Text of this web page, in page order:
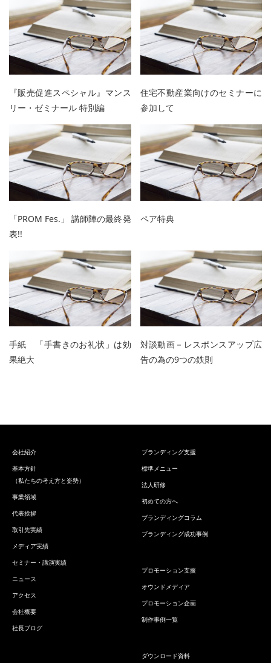
『販売促進スペシャル』マンス
リー・ゼミナール 特別編
住宅不動産業向けのセミナーに
参加して
「PROM Fes.」 講師陣の最終発
表!!
ペア特典
手紙 「手書きのお礼状」は効
果絶大
対談動画－レスポンスアップ広
告の為の9つの鉄則
会社紹介
基本方針
（私たちの考え方と姿勢）
事業領域
代表挨拶
取引先実績
メディア実績
セミナー・講演実績
ニュース
アクセス
会社概要
社長ブログ
ブランディング支援
標準メニュー
法人研修
初めての方へ
ブランディングコラム
ブランディング成功事例
プロモーション支援
オウンドメディア
プロモーション企画
制作事例一覧
ダウンロード資料